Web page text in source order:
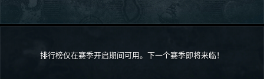
排行榜仅在赛季开启期间可用。下一个赛季即将来临！